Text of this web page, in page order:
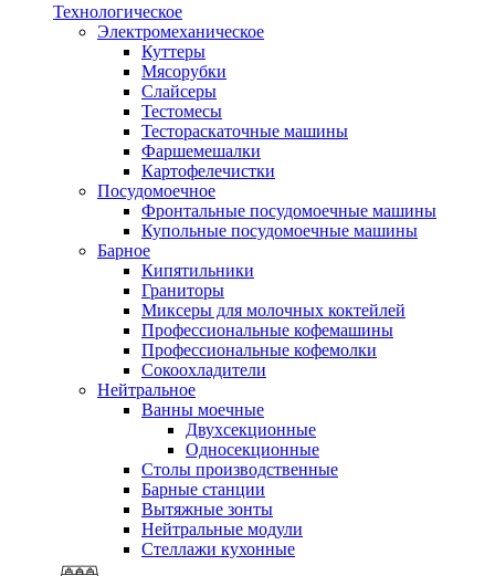
Технологическое
Электромеханическое
Куттеры
Мясорубки
Слайсеры
Тестомесы
Тестораскаточные машины
Фаршемешалки
Картофелечистки
Посудомоечное
Фронтальные посудомоечные машины
Купольные посудомоечные машины
Барное
Кипятильники
Граниторы
Миксеры для молочных коктейлей
Профессиональные кофемашины
Профессиональные кофемолки
Сокоохладители
Нейтральное
Ванны моечные
Двухсекционные
Односекционные
Столы производственные
Барные станции
Вытяжные зонты
Нейтральные модули
Стеллажи кухонные